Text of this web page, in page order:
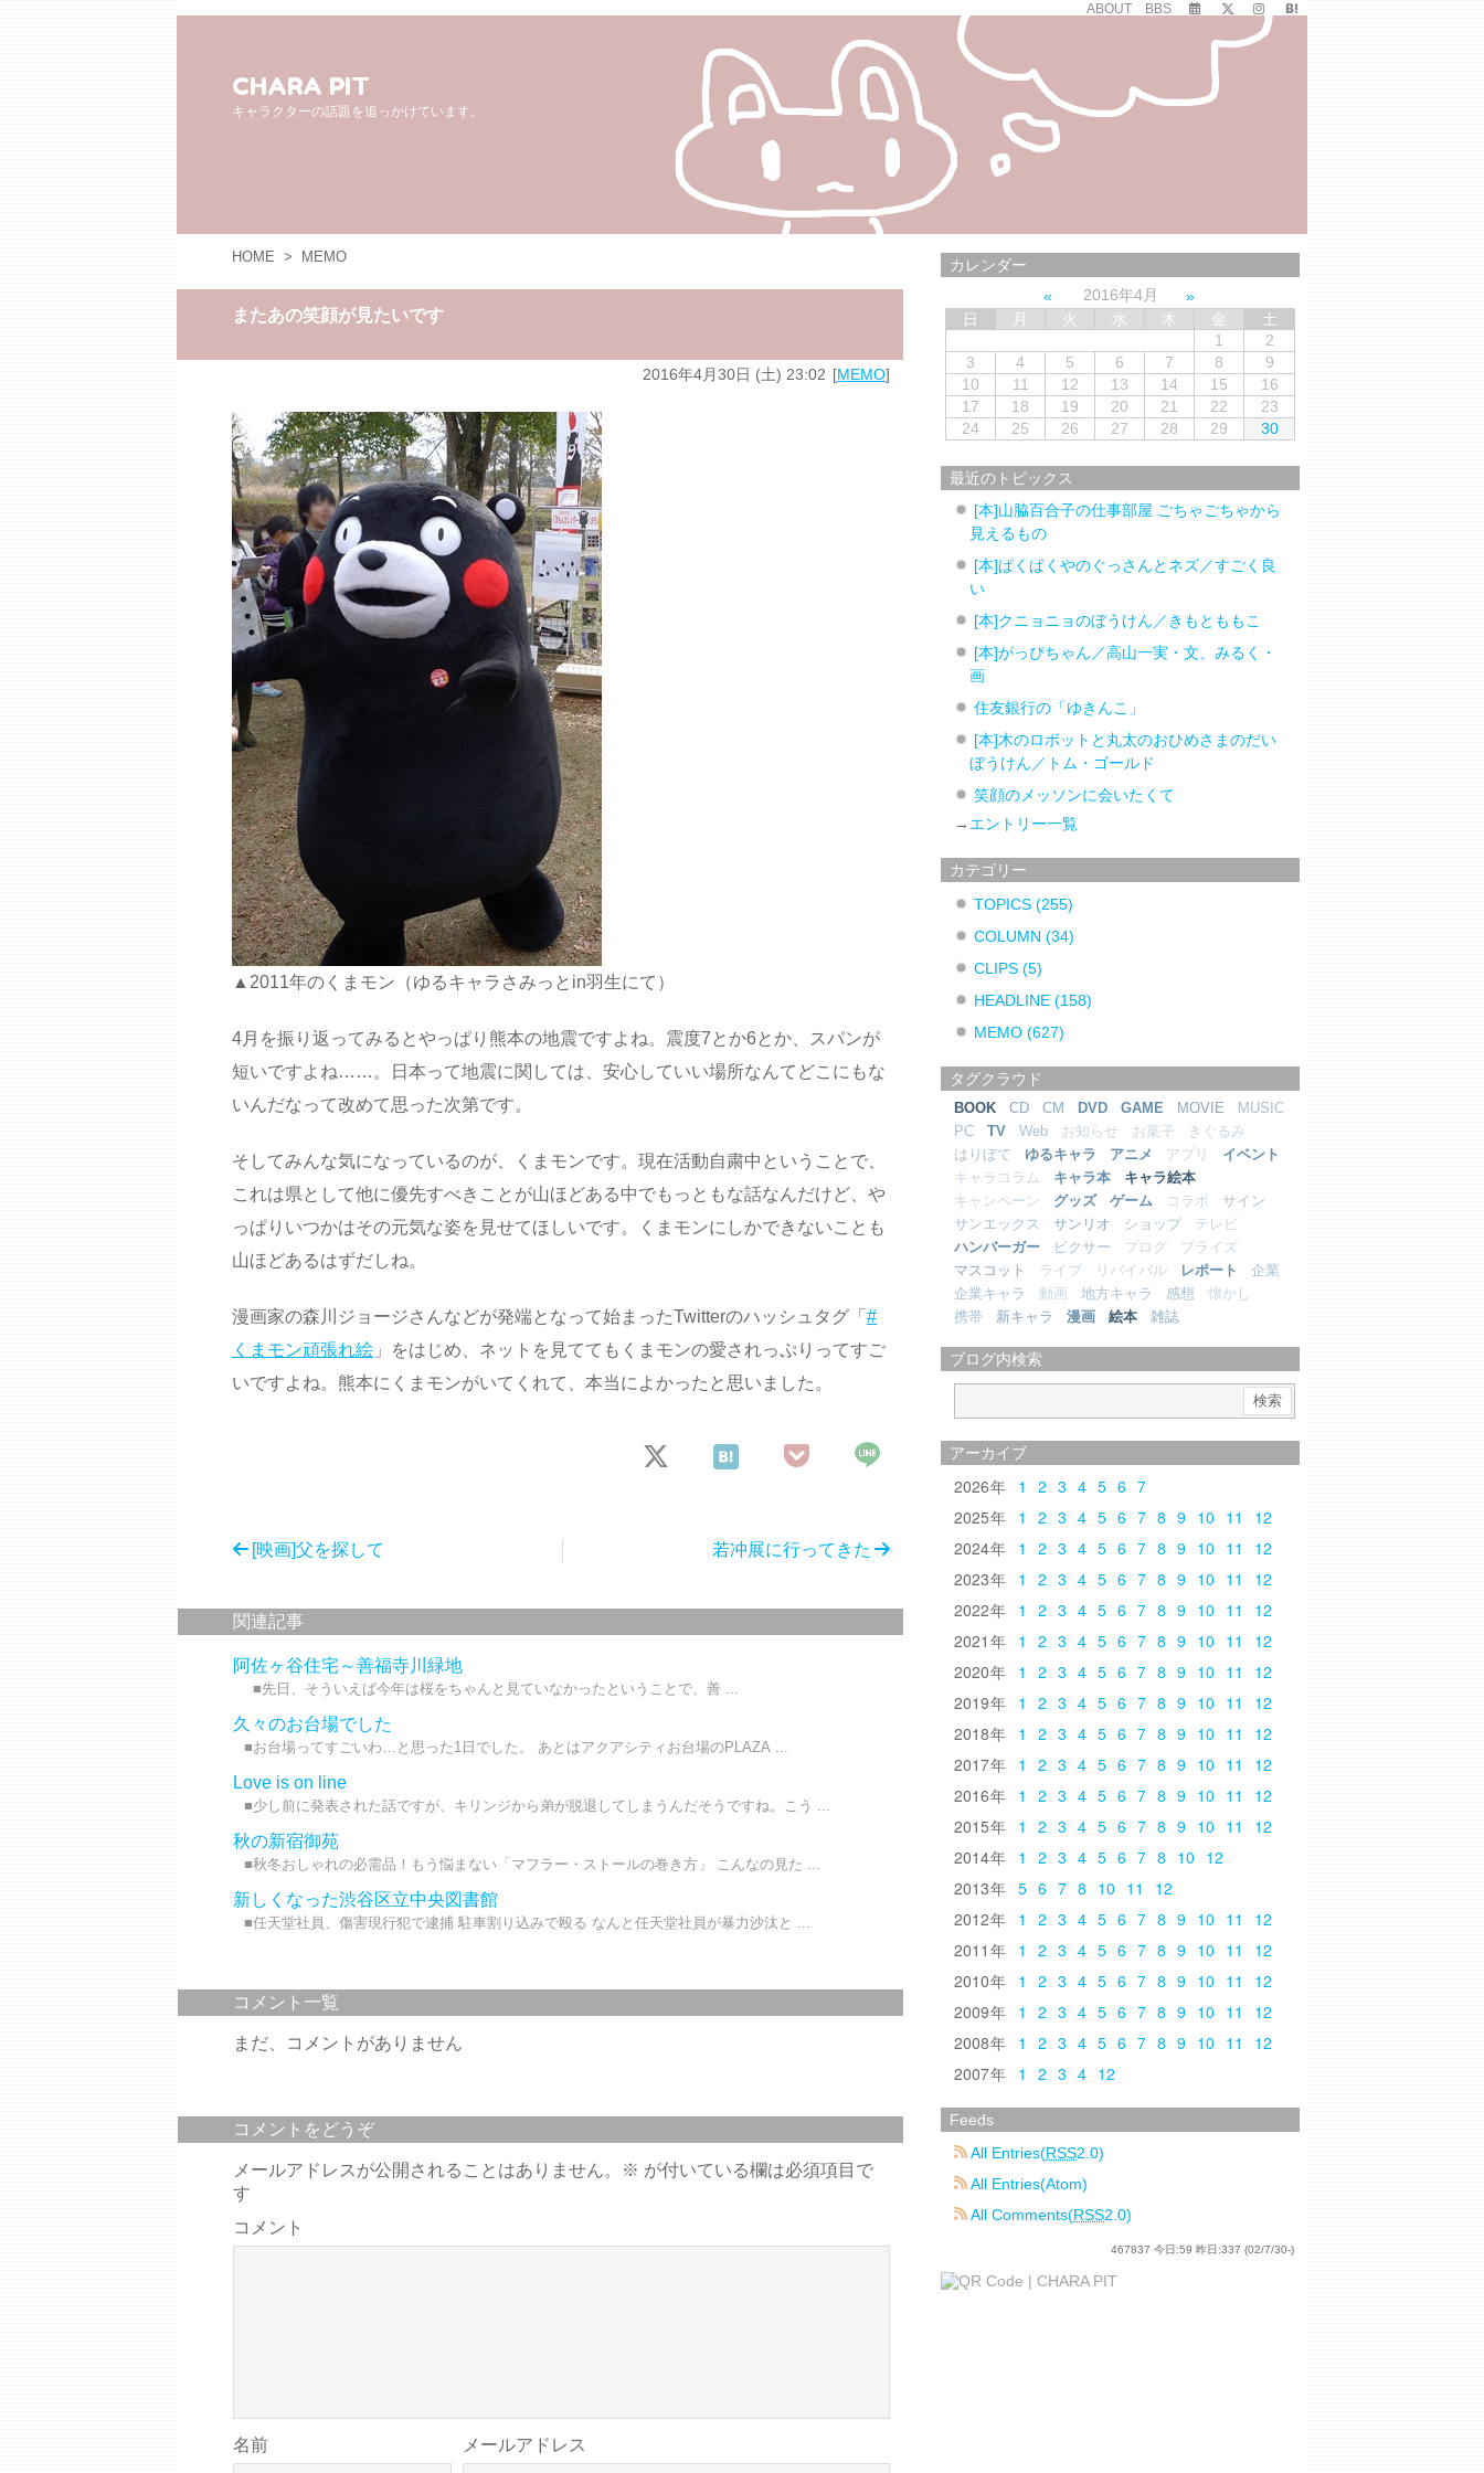
ABOUT BBS
CHARA PIT
キャラクターの話題を追っかけています。
HOME > MEMO
またあの笑顔が見たいです
2016年4月30日 (土) 23:02 MEMO
▲2011年のくまモン（ゆるキャラさみっとin羽生にて）
4月を振り返ってみるとやっぱり熊本の地震ですよね。震度7とか6とか、スパンが
短いですよね……。日本って地震に関しては、安心していい場所なんてどこにもな
いんだなって改めて思った次第です。
そしてみんな気になっているのが、くまモンです。現在活動自粛中ということで、
これは県として他に優先すべきことが山ほどある中でもっともな話なんだけど、や
っぱりいつかはその元気な姿を見せてほしいです。くまモンにしかできないことも
山ほどあるはずだしね。
漫画家の森川ジョージさんなどが発端となって始まったTwitterのハッシュタグ「 #
くまモン頑張れ絵 」をはじめ、ネットを見ててもくまモンの愛されっぷりってすご
いですよね。熊本にくまモンがいてくれて、本当によかったと思いました。
若冲展に行ってきた
[映画]父を探して
関連記事
阿佐ヶ谷住宅～善福寺川緑地
■先日、そういえば今年は桜をちゃんと見ていなかったということで、善 ...
久々のお台場でした
■お台場ってすごいわ…と思った1日でした。 あとはアクアシティお台場のPLAZA ...
Love is on line
■少し前に発表された話ですが、キリンジから弟が脱退してしまうんだそうですね。こう ...
秋の新宿御苑
■秋冬おしゃれの必需品！もう悩まない「マフラー・ストールの巻き方」 こんなの見た ...
新しくなった渋谷区立中央図書館
■任天堂社員、傷害現行犯で逮捕 駐車割り込みで殴る なんと任天堂社員が暴力沙汰と ...
コメント一覧
まだ、コメントがありません
コメントをどうぞ
メールアドレスが公開されることはありません。 ※ が付いている欄は必須項目で
す
コメント
名前 メールアドレス
カレンダー
2016年4月
日
月 火 水 木 金
土
1
2
3
4 5 6 7 8
9
10
11 12 13 14 15
16
17
18 19 20 21 22
23
24
25 26 27 28 29 30
最近のトピックス
[本]山脇百合子の仕事部屋 ごちゃごちゃから
見えるもの
[本]ぱくぱくやのぐっさんとネズ／すごく良
い
[本]クニョニョのぼうけん／きもとももこ
[本]がっぴちゃん／高山一実・文、みるく・
画
住友銀行の「ゆきんこ」
[本]木のロボットと丸太のおひめさまのだい
ぼうけん／トム・ゴールド
笑顔のメッソンに会いたくて
→ エントリー一覧
カテゴリー
TOPICS(255)
COLUMN(34)
CLIPS(5)
HEADLINE(158)
MEMO(627)
タグクラウド
BOOK CD CM DVD GAME MOVIE
MUSIC
PC
TV Web お知らせ お菓子
きぐるみ
はりぼて
ゆるキャラ アニメ アプリ
イベント
キャラコラム
キャラ本
キャラ絵本
キャンペーン
グッズ ゲーム コラボ
サイン
サンエックス
サンリオ ショップ
テレビ
ハンバーガー
ピクサー ブログ
プライズ
マスコット
ライブ リバイバル レポート
企業
企業キャラ
動画 地方キャラ 感想
懐かし
携帯
新キャラ 漫画 絵本 雑誌
ブログ内検索
アーカイブ
2026 1 2 3 4 5 6 7
2025
1 2 3 4 5 6 7 8 9 10 11
12
2024
1 2 3 4 5 6 7 8 9 10 11
12
2023
1 2 3 4 5 6 7 8 9 10 11
12
2022
1 2 3 4 5 6 7 8 9 10 11
12
2021
1 2 3 4 5 6 7 8 9 10 11
12
2020
1 2 3 4 5 6 7 8 9 10 11
12
2019
1 2 3 4 5 6 7 8 9 10 11
12
2018
1 2 3 4 5 6 7 8 9 10 11
12
2017
1 2 3 4 5 6 7 8 9 10 11
12
2016
1 2 3 4 5 6 7 8 9 10 11
12
2015
1 2 3 4 5 6 7 8 9 10 11
12
2014
1 2 3 4 5 6 7 8 10 12
2013
5 6 7 8 10 11
12
2012
1 2 3 4 5 6 7 8 9 10 11
12
2011
1 2 3 4 5 6 7 8 9 10 11
12
2010
1 2 3 4 5 6 7 8 9 10 11
12
2009
1 2 3 4 5 6 7 8 9 10 11
12
2008
1 2 3 4 5 6 7 8 9 10 11
12
2007
1 2 3 4 12
Feeds
All Entries(RSS2.0)
All Entries(Atom)
All Comments(RSS2.0)
467837 今日:59 昨日:337 (02/7/30-)